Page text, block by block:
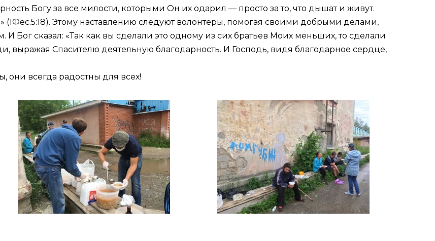
Богу за все милости, которыми Он их одарил — просто за то, что дышат и живут.
(1Фес.5:18). Этому наставлению следуют волонтёры, помогая своими добрыми делами,
Бог сказал: «Так как вы сделали это одному из сих братьев Моих меньших, то сделали
выражая Спасителю деятельную благодарность. И Господь, видя благодарное сердце,
они всегда радостны для всех!